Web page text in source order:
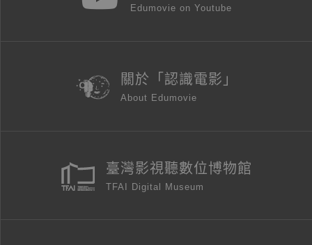
Edumovie on Youtube
關於「認識電影」
About Edumovie
臺灣影視聽數位博物館
TFAI Digital Museum